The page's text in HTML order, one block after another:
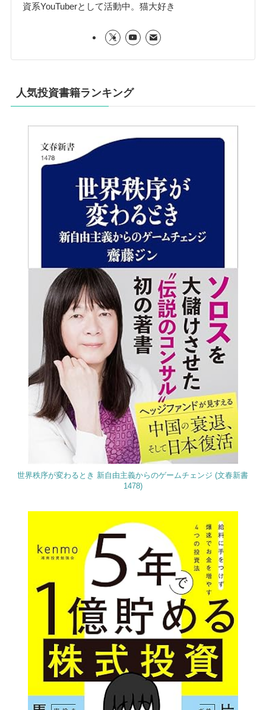
資系YouTuberとして活動中。猫大好き
人気投資書籍ランキング
世界秩序が変わるとき 新自由主義からのゲームチェンジ (文春新書
1478)